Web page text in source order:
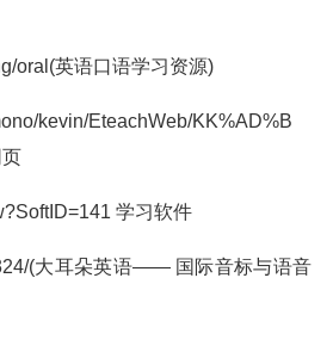
oral(英语口语学习资源)
kevin/EteachWeb/KK%AD%B
学习软件
(大耳朵英语—— 国际音标与语音